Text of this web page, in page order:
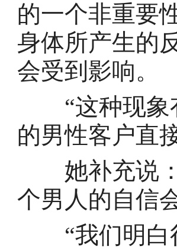
的一个非重要
身体所产生的
会受到影响。
“这种现象
的男性客户直
她补充说：
个男人的自信
“我们明白